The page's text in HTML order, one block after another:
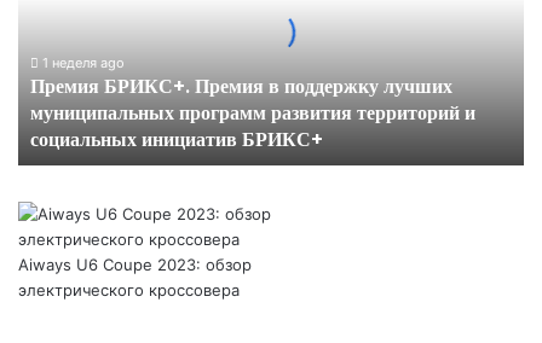
муниципальных
программ
развития
территорий
и
инициатив
БРИКС+
1 неделя ago
Премия БРИКС+. Премия в поддержку лучших
муниципальных программ развития территорий и
социальных инициатив БРИКС+
Aiways U6 Coupe 2023: обзор
электрического кроссовера